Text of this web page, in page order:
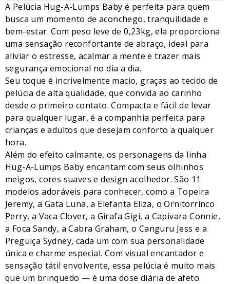
A Pelúcia Hug-A-Lumps Baby é perfeita para quem
busca um momento de aconchego, tranquilidade e
bem-estar. Com peso leve de 0,23kg, ela proporciona
uma sensação reconfortante de abraço, ideal para
aliviar o estresse, acalmar a mente e trazer mais
segurança emocional no dia a dia.
Seu toque é incrivelmente macio, graças ao tecido de
pelúcia de alta qualidade, que convida ao carinho
desde o primeiro contato. Compacta e fácil de levar
para qualquer lugar, é a companhia perfeita para
crianças e adultos que desejam conforto a qualquer
hora.
Além do efeito calmante, os personagens da linha
Hug-A-Lumps Baby encantam com seus olhinhos
meigos, cores suaves e design acolhedor. São 11
modelos adoráveis para conhecer, como a Topeira
Jeremy, a Gata Luna, a Elefanta Eliza, o Ornitorrinco
Perry, a Vaca Clover, a Girafa Gigi, a Capivara Connie,
a Foca Sandy, a Cabra Graham, o Canguru Jess e a
Preguiça Sydney, cada um com sua personalidade
única e charme especial. Com visual encantador e
sensação tátil envolvente, essa pelúcia é muito mais
que um brinquedo — é uma dose diária de afeto.